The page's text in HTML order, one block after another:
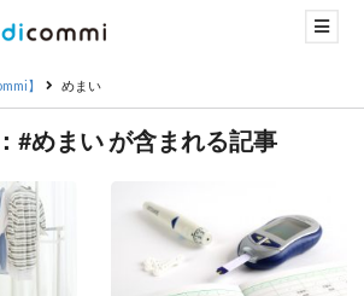
】 めまい
#めまい が含まれる記事